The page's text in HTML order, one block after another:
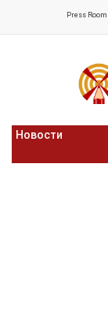
Press Room
Новости